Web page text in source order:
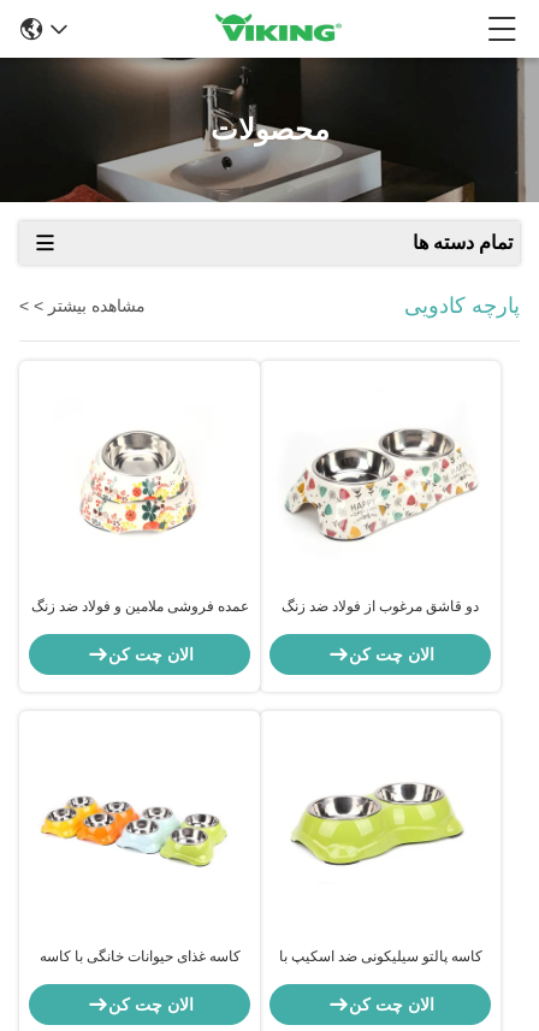
محصولات
تمام دسته ها
پارچه کادویی مشاهده بیشتر > >
دو قاشق مرغوب از فولاد ضد زنگ
الان چت کن
عمده فروشی ملامین و فولاد ضد زنگ
الان چت کن
کاسه پالتو سیلیکونی ضد اسکیپ با
الان چت کن
کاسه غذای حیوانات خانگی با کاسه
الان چت کن